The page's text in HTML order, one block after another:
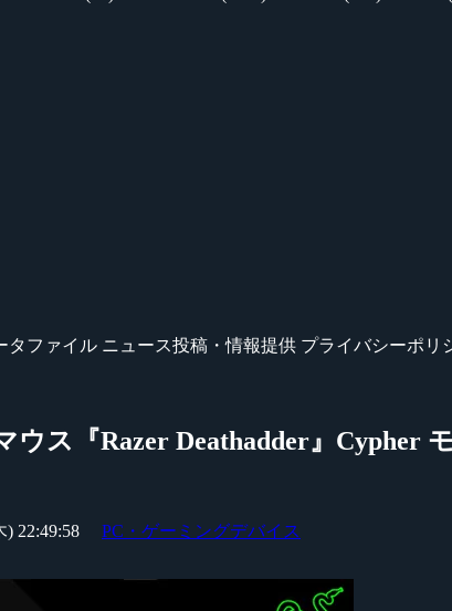
タファイル ニュース投稿・情報提供 プライバシーポリ
ウス『Razer Deathadder』Cypher
) 22:49:58 PC・ゲーミングデバイス